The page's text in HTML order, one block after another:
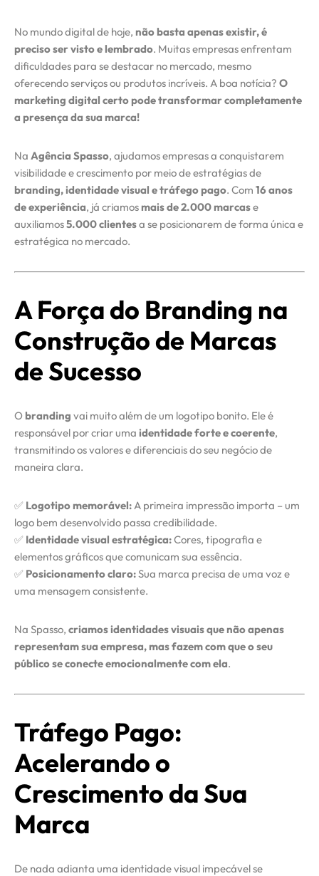
No mundo digital de hoje, não basta apenas existir, é
preciso ser visto e lembrado. Muitas empresas enfrentam
dificuldades para se destacar no mercado, mesmo
oferecendo serviços ou produtos incríveis. A boa notícia? O
marketing digital certo pode transformar completamente
a presença da sua marca!
Na Agência Spasso, ajudamos empresas a conquistarem
visibilidade e crescimento por meio de estratégias de
branding, identidade visual e tráfego pago. Com 16 anos
de experiência, já criamosmais de 2.000 marcase
auxiliamos5.000 clientesa se posicionarem de forma única e
estratégica no mercado.
A Força do Branding na
Construção de Marcas
de Sucesso
O branding vai muito além de um logotipo bonito. Ele é
responsável por criar uma identidade forte e coerente,
transmitindo os valores e diferenciais do seu negócio de
maneira clara.
✅ Logotipo memorável:A primeira impressão importa – um
logo bem desenvolvido passa credibilidade.
✅ Identidade visual estratégica:Cores, tipografia e
elementos gráficos que comunicam sua essência.
✅ Posicionamento claro:Sua marca precisa de uma voz e
uma mensagem consistente.
Na Spasso, criamos identidades visuais que não apenas
representam sua empresa, mas fazem com que o seu
público se conecte emocionalmente com ela.
Tráfego Pago:
Acelerando o
Crescimento da Sua
Marca
De nada adianta uma identidade visual impecável se